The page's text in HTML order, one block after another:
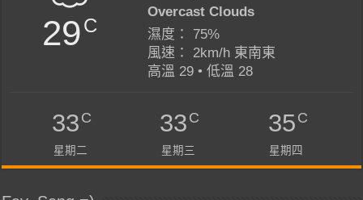
29C
Overcast Clouds
濕度： 75%
風速： 2km/h 東南東
高溫 29 • 低溫 28
33C
星期二
33C
星期三
35C
星期四